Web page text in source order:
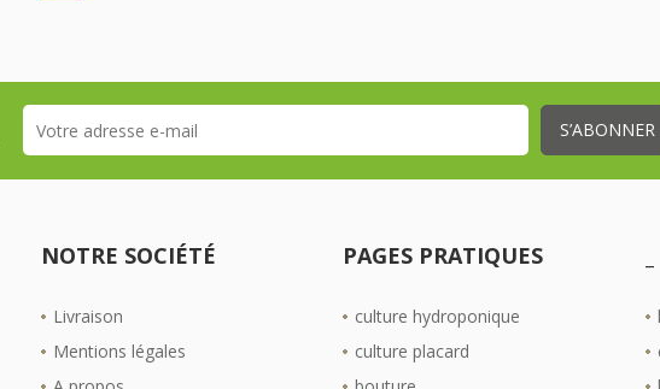
NOTRE SOCIÉTÉ
Livraison
Mentions légales
PAGES PRATIQUES
culture hydroponique
culture placard